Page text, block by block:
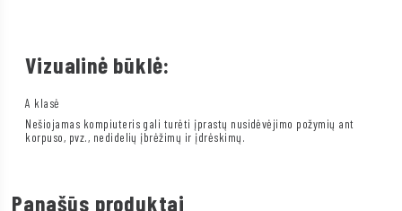
Vizualinė būklė:
A klasė
Nešiojamas kompiuteris gali turėti įprastų nusidėvėjimo požymių ant
korpuso, pvz., nedidelių įbrėžimų ir įdrėskimų.
Panašūs produktai